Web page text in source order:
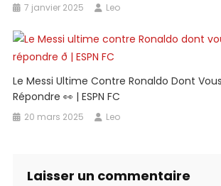
7 janvier 2025 Leo
Le Messi Ultime Contre Ronaldo Dont
Répondre 👀 | ESPN FC
20 mars 2025 Leo
Laisser un commentaire